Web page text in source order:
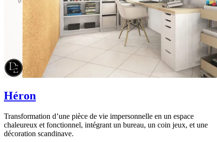
Héron
Transformation d’une pièce de vie impersonnelle en un espace
chaleureux et fonctionnel, intégrant un bureau, un coin jeux, et une
décoration scandinave.